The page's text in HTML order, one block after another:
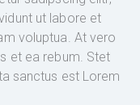
ut labore et
voluptua. At vero
et ea rebum. Stet
sanctus est Lorem